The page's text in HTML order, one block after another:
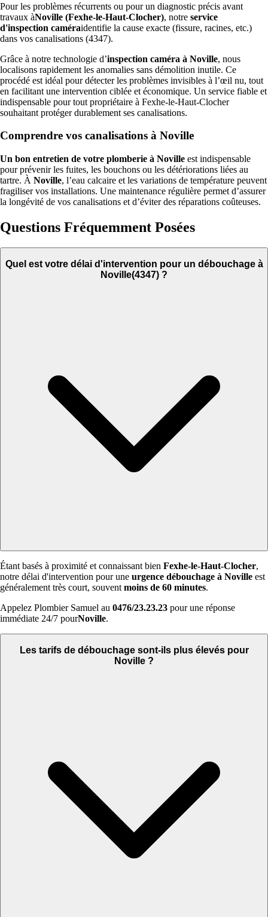
Pour les problèmes récurrents ou pour un diagnostic précis avant
travaux àNoville (Fexhe-le-Haut-Clocher), notre service
d'inspection caméraidentifie la cause exacte (fissure, racines, etc.)
dans vos canalisations (4347).
Grâce à notre technologie d’inspection caméra à Noville, nous
localisons rapidement les anomalies sans démolition inutile. Ce
procédé est idéal pour détecter les problèmes invisibles à l’œil nu, tout
en facilitant une intervention ciblée et économique. Un service fiable et
indispensable pour tout propriétaire à Fexhe-le-Haut-Clocher
souhaitant protéger durablement ses canalisations.
Comprendre vos canalisations à Noville
Un bon entretien de votre plomberie à Noville est indispensable
pour prévenir les fuites, les bouchons ou les détériorations liées au
tartre. À Noville, l’eau calcaire et les variations de température peuvent
fragiliser vos installations. Une maintenance régulière permet d’assurer
la longévité de vos canalisations et d’éviter des réparations coûteuses.
Questions Fréquemment Posées
Quel est votre délai d'intervention pour un débouchage à
Noville(4347) ?
Étant basés à proximité et connaissant bien Fexhe-le-Haut-Clocher,
notre délai d'intervention pour une urgence débouchage à Noville est
généralement très court, souvent moins de 60 minutes.
Appelez Plombier Samuel au 0476/23.23.23 pour une réponse
immédiate 24/7 pourNoville.
Les tarifs de débouchage sont-ils plus élevés pour
Noville ?